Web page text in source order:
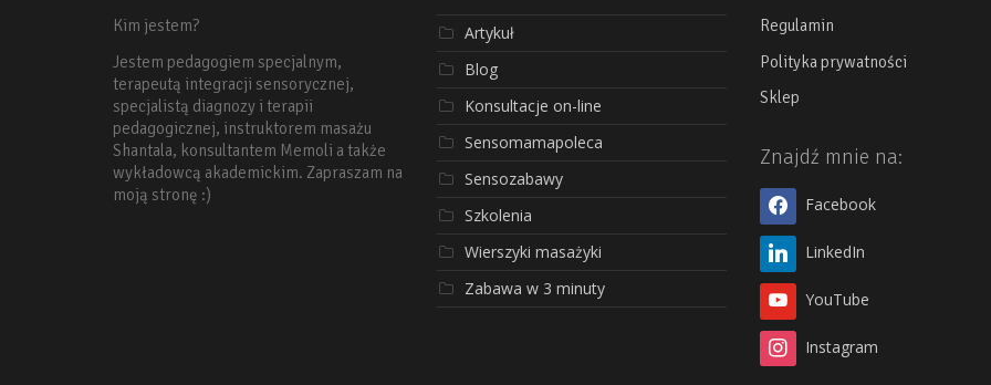
Kim jestem?
Jestem pedagogiem specjalnym,
terapeutą integracji sensorycznej,
specjalistą diagnozy i terapii
pedagogicznej, instruktorem masażu
Shantala, konsultantem Memoli a także
wykładowcą akademickim. Zapraszam na
moją stronę :)
Artykuł
Blog
Konsultacje on-line
Sensomamapoleca
Sensozabawy
Szkolenia
Wierszyki masażyki
Zabawa w 3 minuty
Regulamin
Polityka prywatności
Sklep
Znajdź mnie na:
Facebook
LinkedIn
YouTube
Instagram